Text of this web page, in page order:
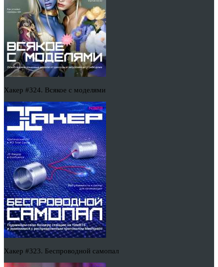
Хакер #324. Всякое с моделями
Хакер #323. Беспроводной самопал